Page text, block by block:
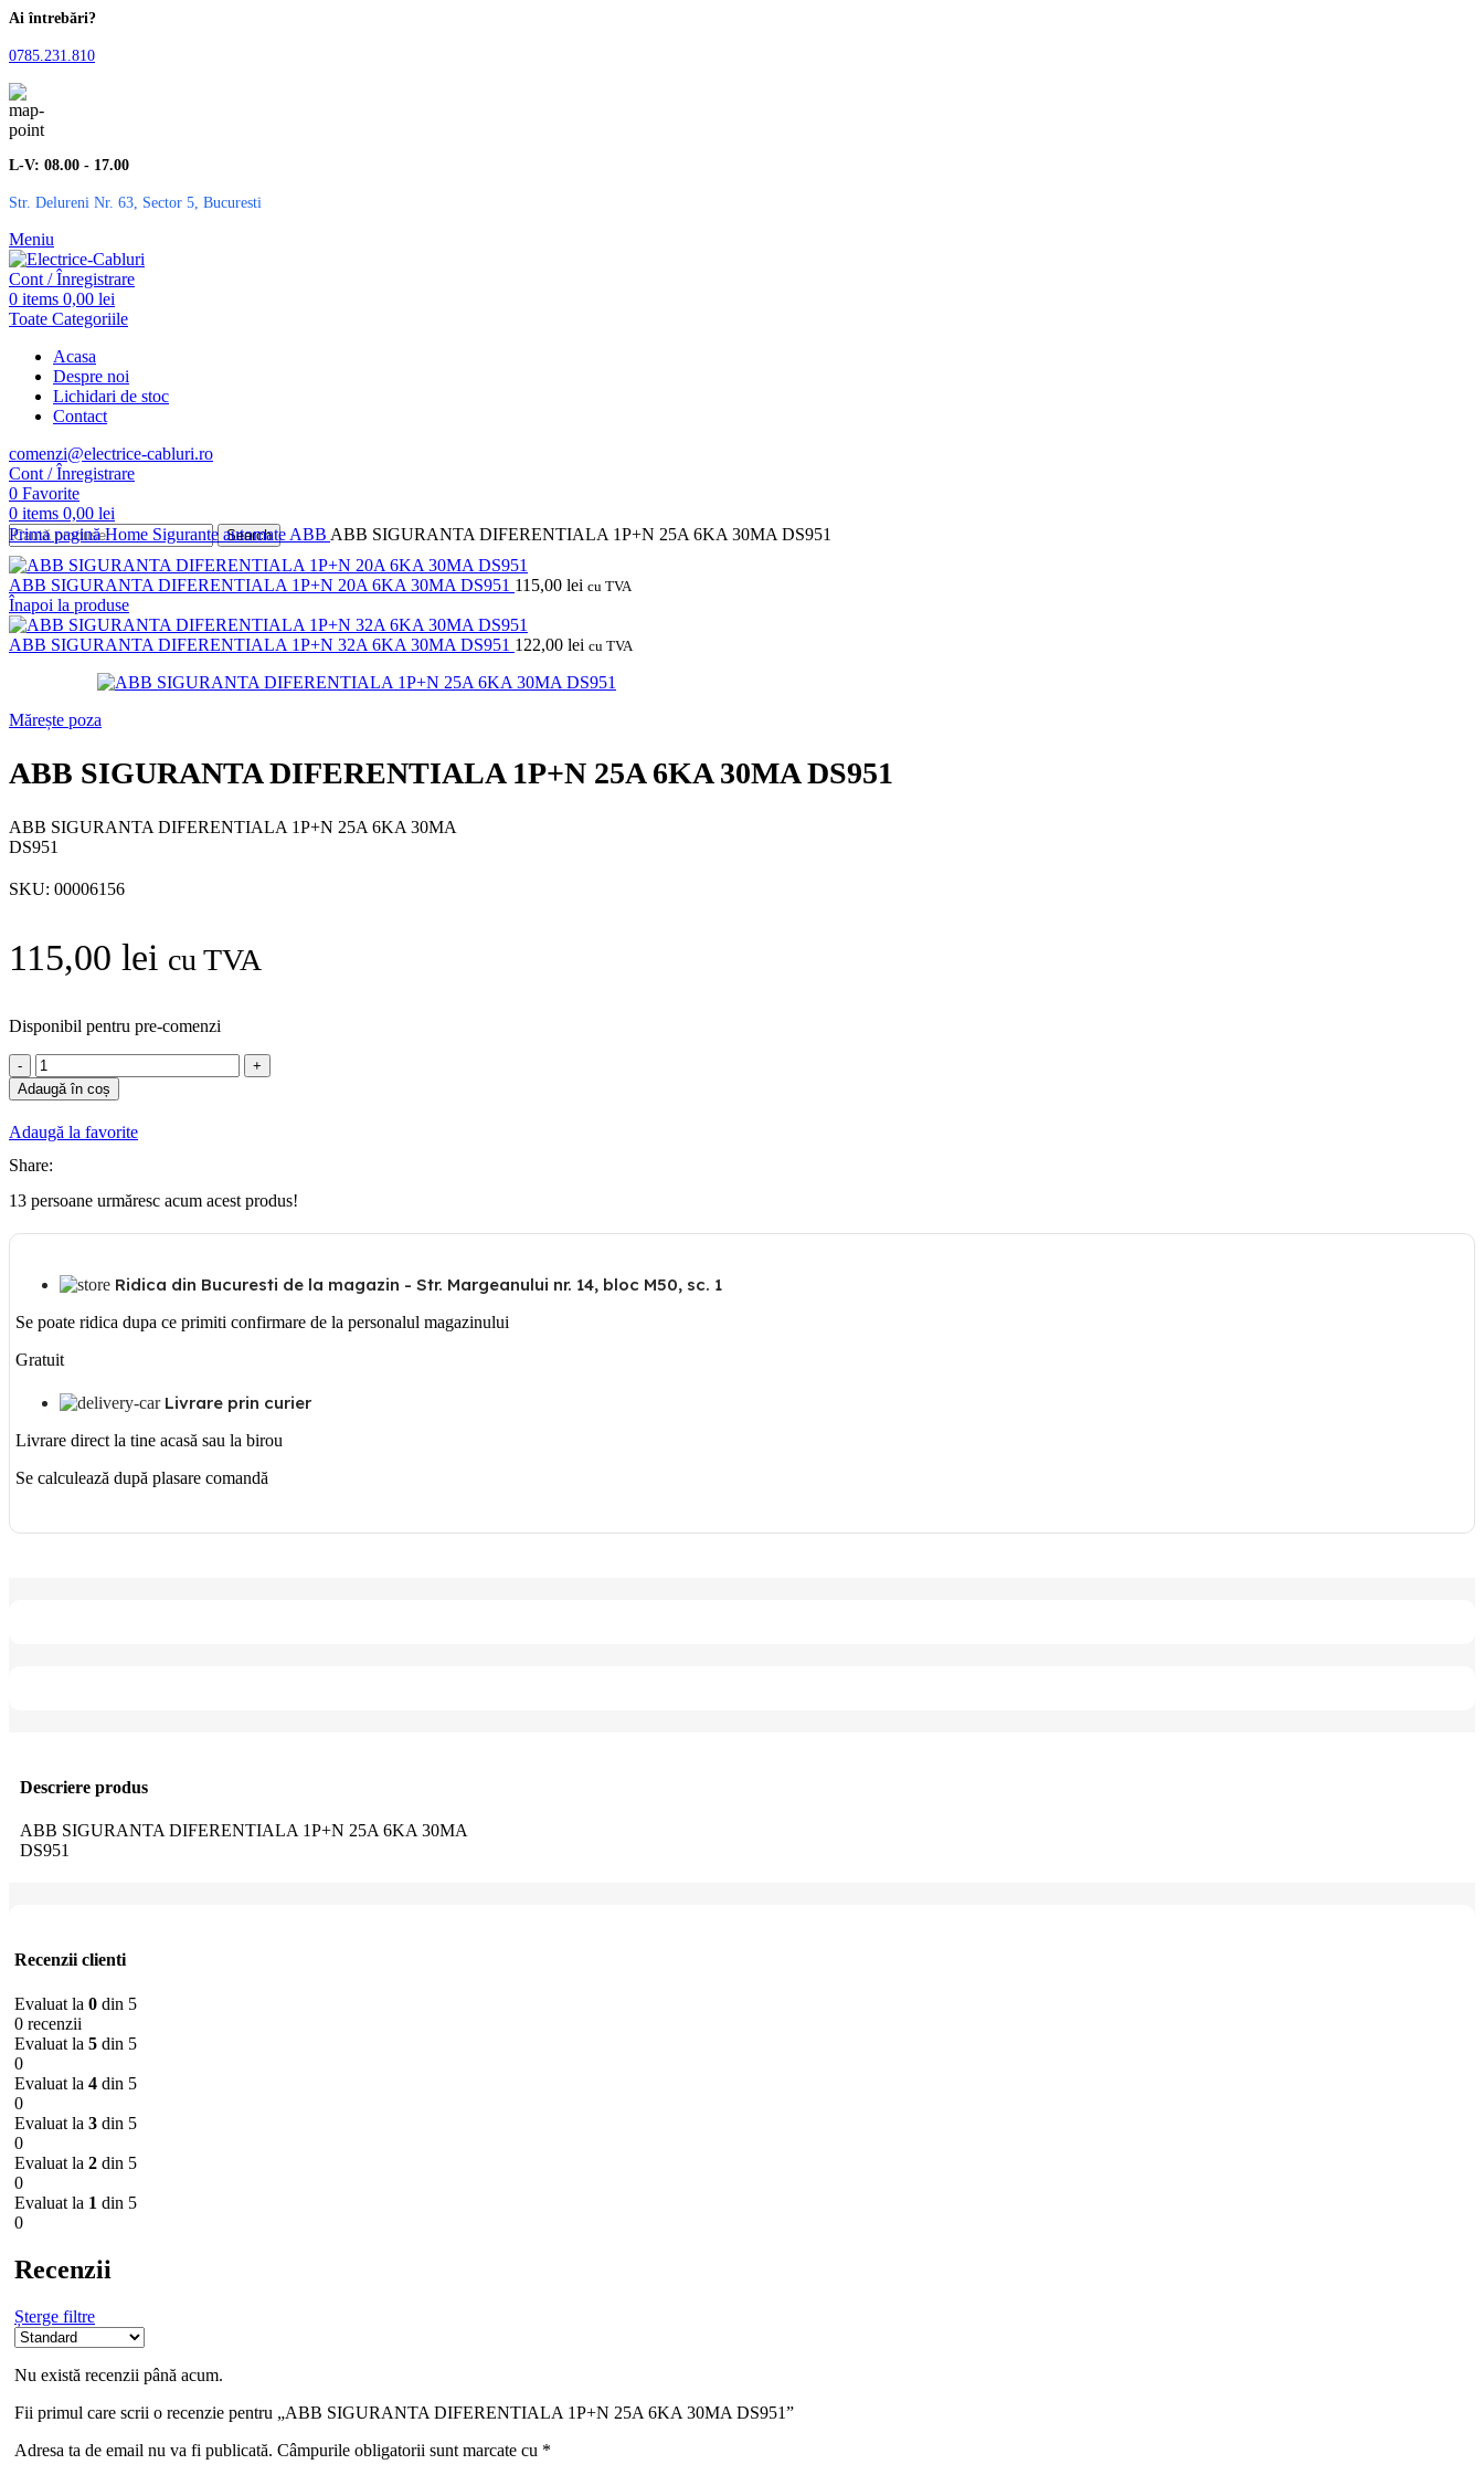
Ai întrebări?
0785.231.810
L-V: 08.00 - 17.00
Str. Delureni Nr. 63, Sector 5, Bucuresti
Meniu
Cont / Înregistrare
0 items 0,00 lei
Toate Categoriile
Acasa
Despre noi
Lichidari de stoc
Contact
comenzi@electrice-cabluri.ro
Cont / Înregistrare
0 Favorite
0 items 0,00 lei
Search
Prima paginăHome Sigurante automate ABB ABB SIGURANTA DIFERENTIALA 1P+N 25A 6KA 30MA DS951
ABB SIGURANTA DIFERENTIALA 1P+N 20A 6KA 30MA DS951 115,00 lei cu TVA
Înapoi la produse
ABB SIGURANTA DIFERENTIALA 1P+N 32A 6KA 30MA DS951 122,00 lei cu TVA
Mărește poza
ABB SIGURANTA DIFERENTIALA 1P+N 25A 6KA 30MA DS951
ABB SIGURANTA DIFERENTIALA 1P+N 25A 6KA 30MA
DS951
SKU: 00006156
115,00 lei cu TVA
Disponibil pentru pre-comenzi
Cantitate
ABB
SIGURANTA
DIFERENTIALA
1P+N
25A
30MA
Adaugă în coș
Adaugă la favorite
Share:
13 persoane urmăresc acum acest produs!
Ridica din Bucuresti de la magazin - Str. Margeanului nr. 14, bloc M50, sc. 1
Se poate ridica dupa ce primiti confirmare de la personalul magazinului
Gratuit
Livrare prin curier
Livrare direct la tine acasă sau la birou
Se calculează după plasare comandă
Descriere produs
ABB SIGURANTA DIFERENTIALA 1P+N 25A 6KA 30MA
DS951
Recenzii clienti
Evaluat la 0 din 5
0 recenzii
Evaluat la 5 din 5
0
Evaluat la 4 din 5
0
Evaluat la 3 din 5
0
Evaluat la 2 din 5
0
Evaluat la 1 din 5
0
Recenzii
Șterge filtre
Nu există recenzii până acum.
Fii primul care scrii o recenzie pentru „ABB SIGURANTA DIFERENTIALA 1P+N 25A 6KA 30MA DS951”
Adresa ta de email nu va fi publicată. Câmpurile obligatorii sunt marcate cu *